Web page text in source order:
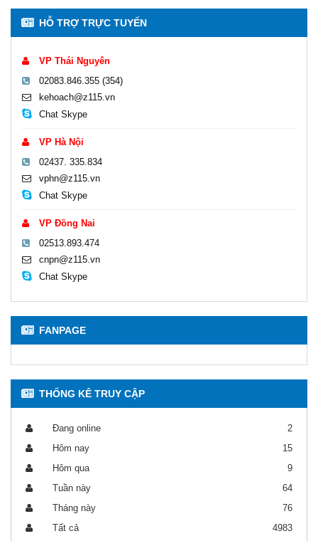
HỖ TRỢ TRỰC TUYẾN
VP Thái Nguyên
02083.846.355 (354)
kehoach@z115.vn
Chat Skype
VP Hà Nội
02437. 335.834
vphn@z115.vn
Chat Skype
VP Đồng Nai
02513.893.474
cnpn@z115.vn
Chat Skype
FANPAGE
THỐNG KÊ TRUY CẬP
Đang online
2
Hôm nay
15
Hôm qua
9
Tuần này
64
Tháng này
76
Tất cả
4983